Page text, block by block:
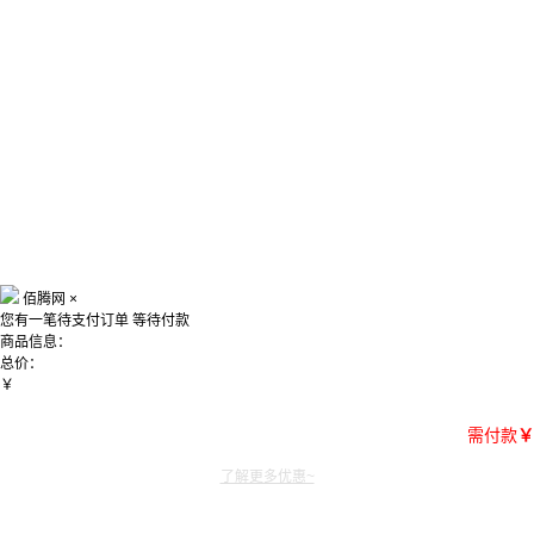
佰腾网 ×
您有一笔待支付订单 等待付款
商品信息：
总价：
￥
需付款￥
了解更多优惠~